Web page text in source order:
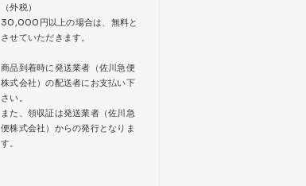
（外税）
30,000円以上の場合は、無料と
させていただきます。
商品到着時に発送業者（佐川急便
株式会社）の配送者にお支払い下
さい。
また、領収証は発送業者（佐川急
便株式会社）からの発行となりま
す。